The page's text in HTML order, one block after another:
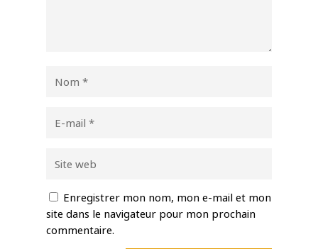
Enregistrer mon nom, mon e-mail et mon
site dans le navigateur pour mon prochain
commentaire.